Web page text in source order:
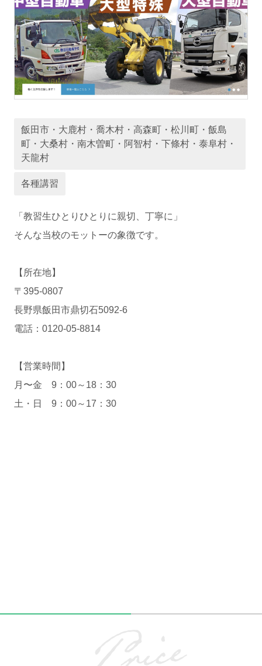
講習トピックス
運営会社
飯田市・大鹿村・喬木村・高森町・松川町・飯島
町・大桑村・南木曽町・阿智村・下條村・泰阜村・
天龍村
各種講習
「教習生ひとりひとりに親切、丁寧に」
そんな当校のモットーの象徴です。
【所在地】
〒395-0807
長野県飯田市鼎切石5092-6
電話：0120-05-8814
【営業時間】
月〜金 9：00～18：30
土・日 9：00～17：30